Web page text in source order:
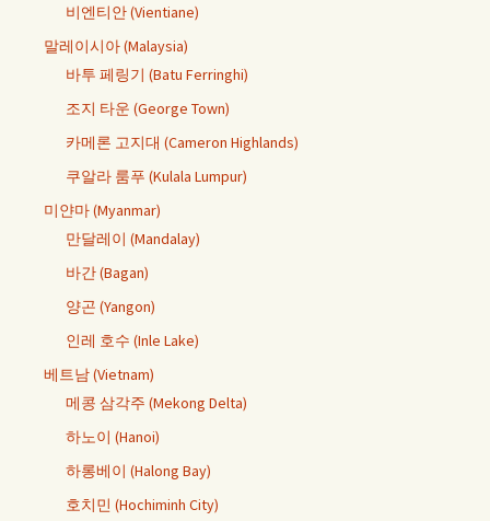
비엔티안 (Vientiane)
말레이시아 (Malaysia)
바투 페링기 (Batu Ferringhi)
조지 타운 (George Town)
카메론 고지대 (Cameron Highlands)
쿠알라 룸푸 (Kulala Lumpur)
미얀마 (Myanmar)
만달레이 (Mandalay)
바간 (Bagan)
양곤 (Yangon)
인레 호수 (Inle Lake)
베트남 (Vietnam)
메콩 삼각주 (Mekong Delta)
하노이 (Hanoi)
하롱베이 (Halong Bay)
호치민 (Hochiminh City)